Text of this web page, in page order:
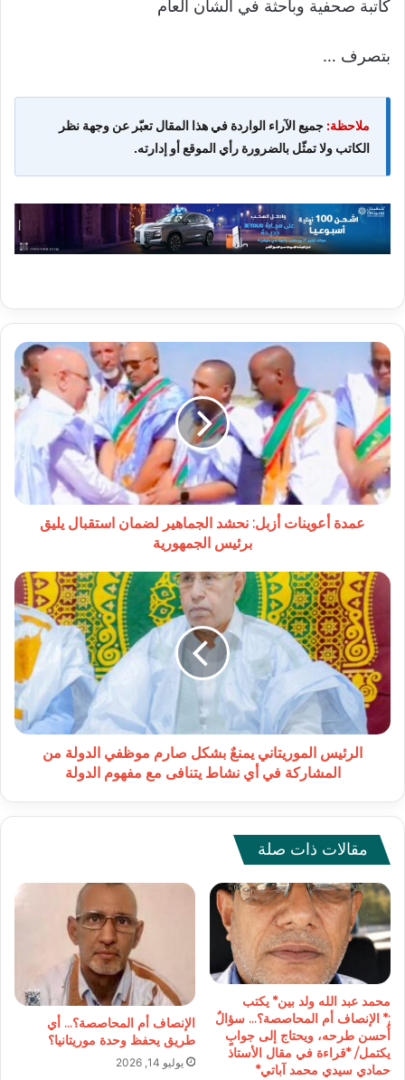
كاتبة صحفية وباحثة في الشأن العام
بتصرف …
ملاحظة: جميع الآراء الواردة في هذا المقال تعبّر عن وجهة نظر
الكاتب ولا تمثّل بالضرورة رأي الموقع أو إدارته.
عمدة
أعوينات
أزبل:
نحشد
الجماهير
لضمان
استقبال
يليق
برئيس
الجمهوريةعمدة أعوينات أزبل: نحشد الجماهير لضمان استقبال يليق
برئيس الجمهورية
الرئيس
الموريتاني
يمنعٌ
بشكل
صارم
موظفي
الدولة
المشاركة
مفهوم
الدولة
الرئيس الموريتاني يمنعٌ بشكل صارم موظفي الدولة من
المشاركة في أي نشاط يتنافى مع مفهوم الدولة
مقالات ذات صلة
محمد عبد الله ولد بين* يكتب
:* الإنصاف أم المحاصصة؟… سؤالٌ
أُحسن طرحه، ويحتاج إلى جوابٍ
يكتمل/ *قراءة في مقال الأستاذ
حمادي سيدي محمد آباتي*
الإنصاف أم المحاصصة؟… أي
طريق يحفظ وحدة موريتانيا؟
يوليو 14, 2026